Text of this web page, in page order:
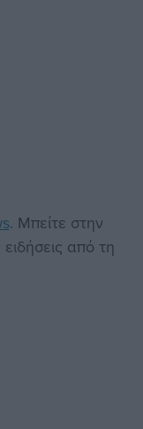
. Μπείτε στην
ειδήσεις από τη